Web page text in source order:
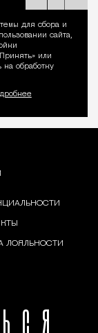
для сбора и
сайта,
или
на обработку
ЛОЯЛЬНОСТИ